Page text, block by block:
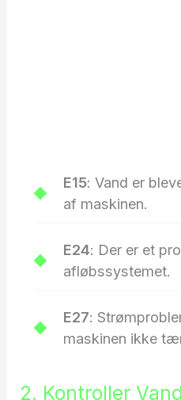
E15: Vand er
af maskinen.
E24: Der er et
afløbssystemet.
E27:
maskinen ikke
2. Kontroller